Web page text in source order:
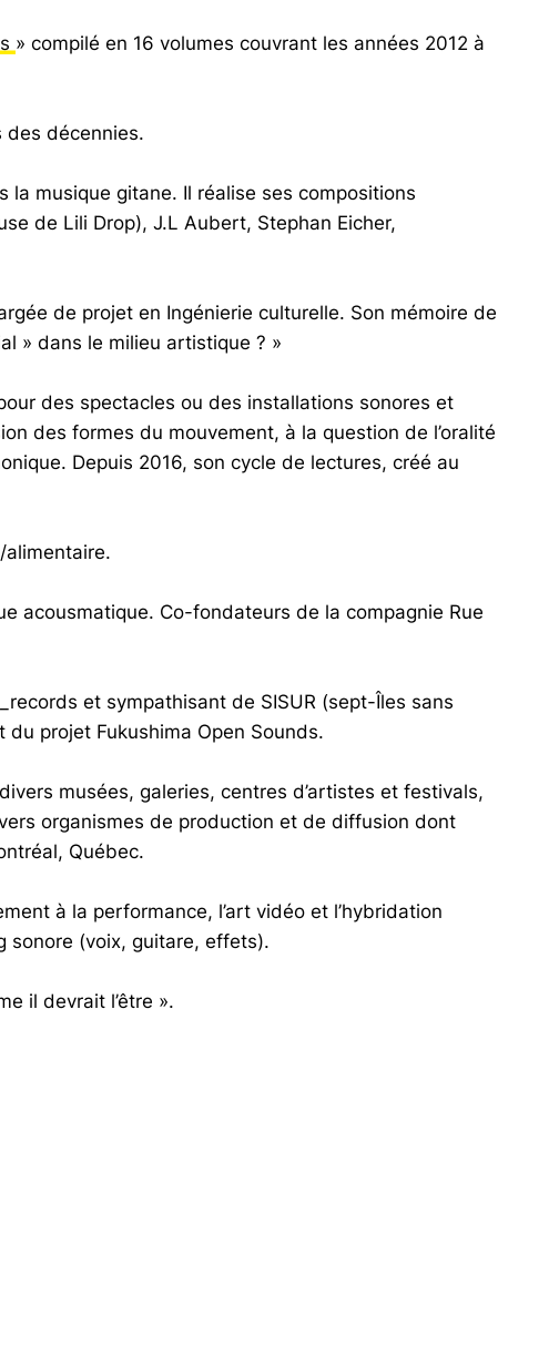
» compilé en 16 volumes couvrant les années 2012 à
des décennies.
musique gitane. Il réalise ses compositions
de Lili Drop), J.L Aubert, Stephan Eicher,
de projet en Ingénierie culturelle. Son mémoire de
» dans le milieu artistique ? »
des spectacles ou des installations sonores et
des formes du mouvement, à la question de l’oralité
Depuis 2016, son cycle de lectures, créé au
alimentaire.
acousmatique. Co-fondateurs de la compagnie Rue
et sympathisant de SISUR (sept-Îles sans
projet Fukushima Open Sounds.
musées, galeries, centres d’artistes et festivals,
organismes de production et de diffusion dont
Québec.
à la performance, l’art vidéo et l’hybridation
sonore (voix, guitare, effets).
il devrait l’être ».